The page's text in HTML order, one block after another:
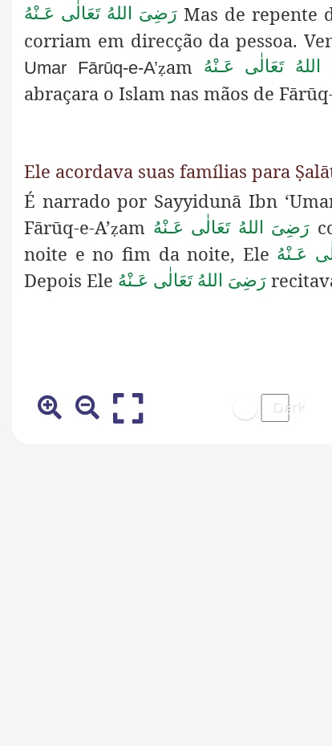
رَضِىَ اللهُ تَعَالٰی عَـنْهُ Mas de repente
corriam em direcção da pessoa.
Umar Fārūq-e-A’ẓam تَعَالٰی عَـنْهُ
abraçara o Islam nas mãos de Fārūq-
Ele acordava suas famílias para
É narrado por Sayyidunā Ibn
Fārūq-e-A’ẓam رَضِىَ اللهُ تَعَالٰی عَـنْهُ
noite e no fim da noite, Ele عَـنْهُ
Depois Ele رَضِىَ اللهُ تَعَالٰی عَـنْهُ